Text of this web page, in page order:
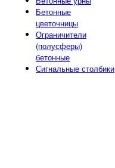
Бетонные
цветочницы
Ограничители
(полусферы)
бетонные
Сигнальные столбики